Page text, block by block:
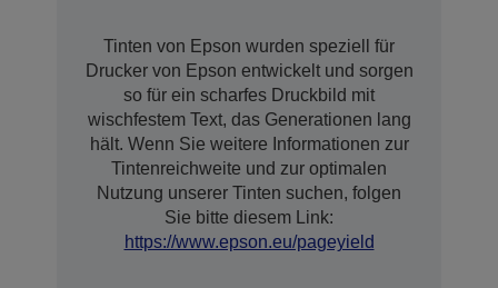
Tinten von Epson wurden speziell für
Drucker von Epson entwickelt und sorgen
so für ein scharfes Druckbild mit
wischfestem Text, das Generationen lang
hält. Wenn Sie weitere Informationen zur
Tintenreichweite und zur optimalen
Nutzung unserer Tinten suchen, folgen
Sie bitte diesem Link:
https://www.epson.eu/pageyield